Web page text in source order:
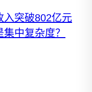
入突破802亿元
中复杂度？